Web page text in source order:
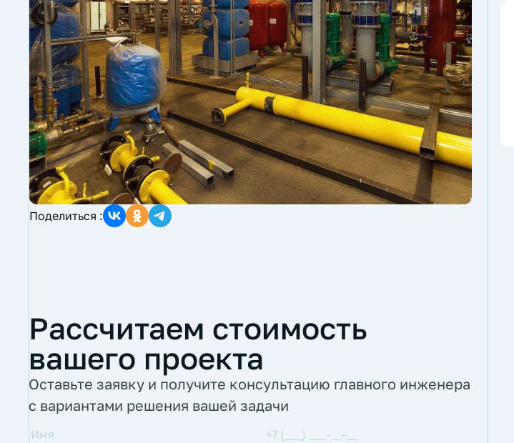
Поделиться :
Рассчитаем стоимость
вашего проекта
Оставьте заявку и получите консультацию главного инженера
с вариантами решения вашей задачи